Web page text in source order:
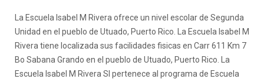
La Escuela Isabel M Rivera ofrece un nivel escolar de Segunda
Unidad en el pueblo de Utuado, Puerto Rico. La Escuela Isabel M
Rivera tiene localizada sus facilidades fisicas en Carr 611 Km 7
Bo Sabana Grando en el pueblo de Utuado, Puerto Rico. La
Escuela Isabel M Rivera SI pertenece al programa de Escuela